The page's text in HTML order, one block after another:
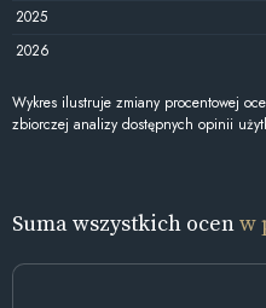
2025
2026
Wykres ilustruje zmiany procentowej
zbiorczej analizy dostępnych opinii
Suma wszystkich ocenw